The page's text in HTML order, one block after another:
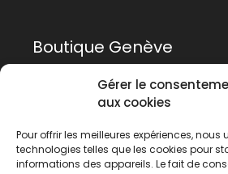
Gérer le
aux cookies
Pour offrir les meilleures expériences, nous
technologies telles que les cookies pour
informations des appareils. Le fait de
Boutique Genève
Rue Rousseau 14
022 741 03 33